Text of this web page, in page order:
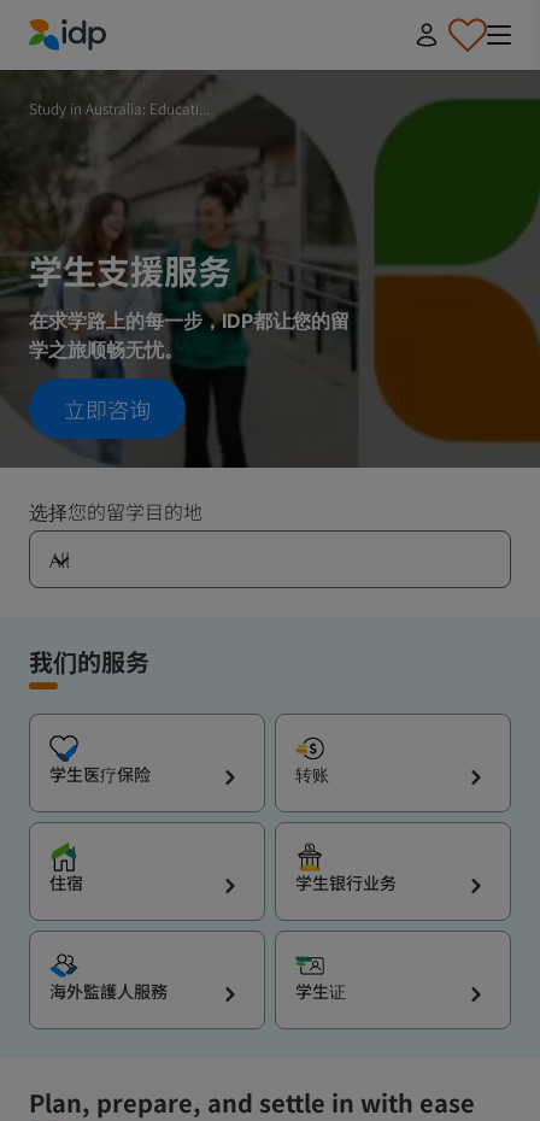
IDP Education
Study in Australia: Educati...
学生支援服务
在求学路上的每一步，IDP都让您的留
学之旅顺畅无忧。
立即咨询
选择您的留学目的地
All
我们的服务
学生医疗保险 转账
住宿 学生银行业务
海外監護人服務 学生证
Plan, prepare, and settle in with ease